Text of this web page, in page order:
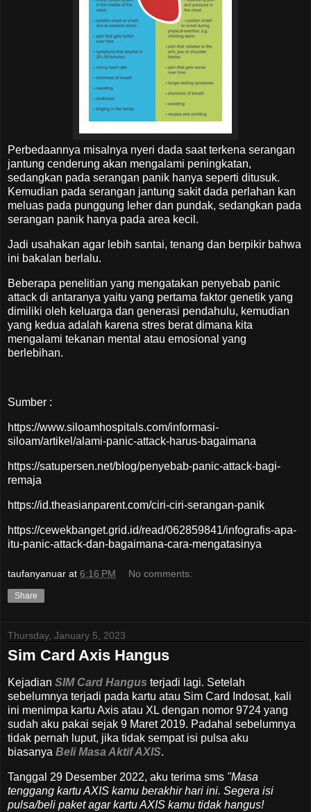
Perbedaannya misalnya nyeri dada saat terkena serangan
jantung cenderung akan mengalami peningkatan,
sedangkan pada serangan panik hanya seperti ditusuk.
Kemudian pada serangan jantung sakit dada perlahan kan
meluas pada punggung leher dan pundak, sedangkan pada
serangan panik hanya pada area kecil.
Jadi usahakan agar lebih santai, tenang dan berpikir bahwa
ini bakalan berlalu.
Beberapa penelitian yang mengatakan penyebab panic
attack di antaranya yaitu yang pertama faktor genetik yang
dimiliki oleh keluarga dan generasi pendahulu, kemudian
yang kedua adalah karena stres berat dimana kita
mengalami tekanan mental atau emosional yang
berlebihan.
Sumber :
https://www.siloamhospitals.com/informasi-
siloam/artikel/alami-panic-attack-harus-bagaimana
https://satupersen.net/blog/penyebab-panic-attack-bagi-
remaja
https://id.theasianparent.com/ciri-ciri-serangan-panik
https://cewekbanget.grid.id/read/062859841/infografis-apa-
itu-panic-attack-dan-bagaimana-cara-mengatasinya
taufanyanuar at 6:16 PM No comments:
Share
Thursday, January 5, 2023
Sim Card Axis Hangus
Kejadian SIM Card Hangus terjadi lagi. Setelah
sebelumnya terjadi pada kartu atau Sim Card Indosat, kali
ini menimpa kartu Axis atau XL dengan nomor 9724 yang
sudah aku pakai sejak 9 Maret 2019. Padahal sebelumnya
tidak pernah luput, jika tidak sempat isi pulsa aku
biasanya Beli Masa Aktif AXIS.
Tanggal 29 Desember 2022, aku terima sms "Masa
tenggang kartu AXIS kamu berakhir hari ini. Segera isi
pulsa/beli paket agar kartu AXIS kamu tidak hangus!